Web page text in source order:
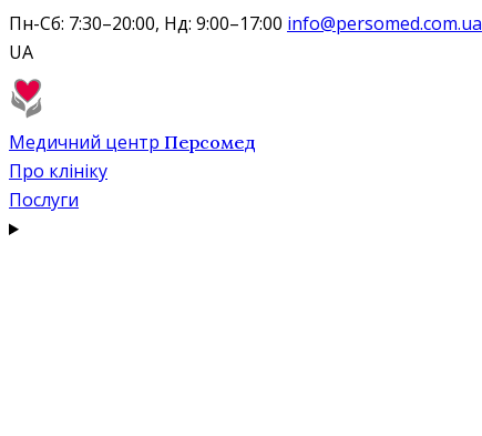
Пн-Сб: 7:30–20:00, Нд: 9:00–17:00 info@persomed.com.ua
UA
Медичний центр Персомед
Про клініку
Послуги